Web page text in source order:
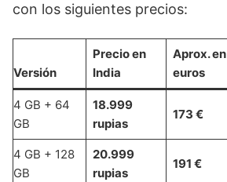
con los siguientes precios:
Versión
Precio en
India
Aprox. en
euros
4 GB + 64
GB
18.999
rupias
173 €
4 GB + 128
GB
20.999
rupias
191 €